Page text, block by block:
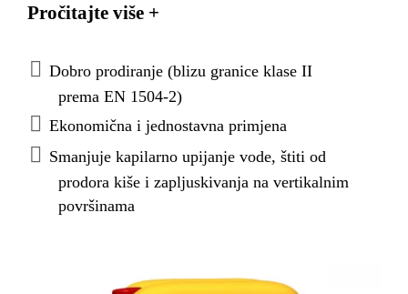
zadovoljava zahtjeve EN 1504-2 za hidrofobne
na cikluse smrzavanje/odmrzavanje, te soli za
odmrzavanje)
Pročitajte više +
Dobro prodiranje (blizu granice klase II
prema EN 1504-2)
Ekonomična i jednostavna primjena
Smanjuje kapilarno upijanje vode, štiti od
prodora kiše i zapljuskivanja na vertikalnim
površinama